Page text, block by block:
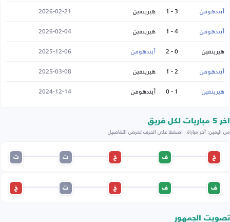
آيندهوفن 3 - 1 هيرينفين
2026-02-21
آيندهوفن
4 - 1 هيرينفين
2026-02-04
هيرينفين
0 - 2 آيندهوفن
2025-12-06
آيندهوفن
2 - 1 هيرينفين
2025-03-08
هيرينفين
1 - 0 آيندهوفن 2024-12-14
اخر 5 مباريات لكل فريق
من اليمين: آخر مباراة · اضغط على الحرف لعرض التفاصيل
خ ف خ ت ت
ف ف خ ت خ
تصويت الجمهور